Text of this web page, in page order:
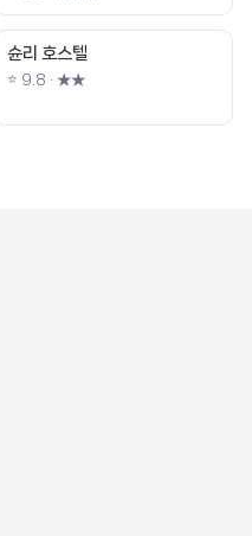
슌리 호스텔
⭐ 9.8 · ★★